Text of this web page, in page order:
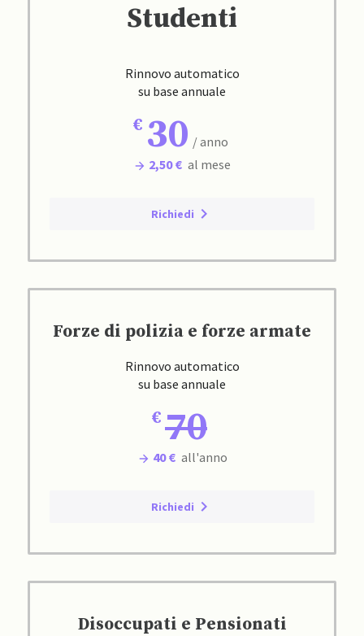
Studenti
Rinnovo automatico
su base annuale
30 / anno
2,50 € al mese
Richiedi
Forze di polizia e forze armate
Rinnovo automatico
su base annuale
70
40 € all'anno
Richiedi
Disoccupati e Pensionati